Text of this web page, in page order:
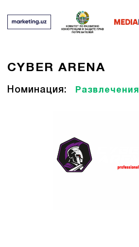
CYBER ARENA
Номинация: Развлечения